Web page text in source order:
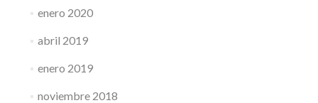
enero 2020
abril 2019
enero 2019
noviembre 2018